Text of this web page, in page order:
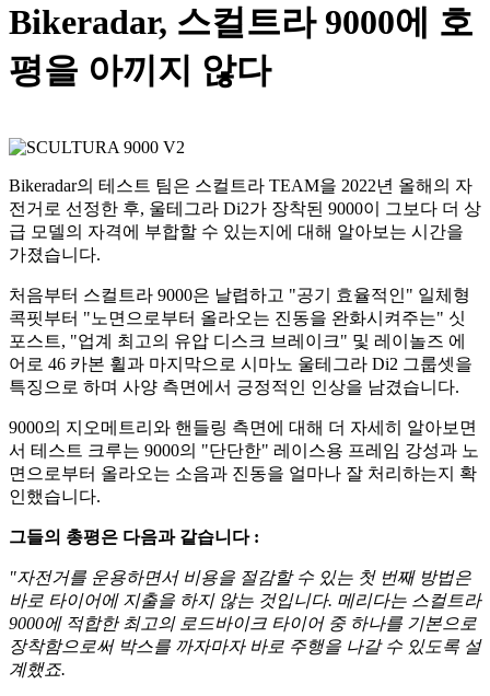
Bikeradar, 스컬트라 9000에 호
평을 아끼지 않다
Bikeradar의 테스트 팀은 스컬트라 TEAM을 2022년 올해의 자
전거로 선정한 후, 울테그라 Di2가 장착된 9000이 그보다 더 상
급 모델의 자격에 부합할 수 있는지에 대해 알아보는 시간을
가졌습니다.
처음부터 스컬트라 9000은 날렵하고 "공기 효율적인" 일체형
콕핏부터 "노면으로부터 올라오는 진동을 완화시켜주는" 싯
포스트, "업계 최고의 유압 디스크 브레이크" 및 레이놀즈 에
어로 46 카본 휠과 마지막으로 시마노 울테그라 Di2 그룹셋을
특징으로 하며 사양 측면에서 긍정적인 인상을 남겼습니다.
9000의 지오메트리와 핸들링 측면에 대해 더 자세히 알아보면
서 테스트 크루는 9000의 "단단한" 레이스용 프레임 강성과 노
면으로부터 올라오는 소음과 진동을 얼마나 잘 처리하는지 확
인했습니다.
그들의 총평은 다음과 같습니다 :
"자전거를 운용하면서 비용을 절감할 수 있는 첫 번째 방법은
바로 타이어에 지출을 하지 않는 것입니다. 메리다는 스컬트라
9000에 적합한 최고의 로드바이크 타이어 중 하나를 기본으로
장착함으로써 박스를 까자마자 바로 주행을 나갈 수 있도록 설
계했죠.